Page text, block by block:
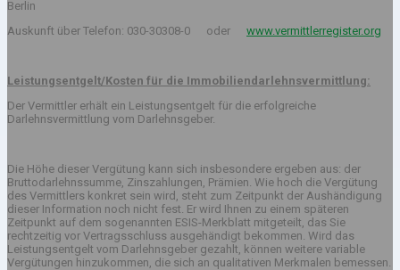
Berlin
Auskunft über Telefon: 030-30308-0 oder www.vermittlerregister.org
Leistungsentgelt/Kosten für die Immobiliendarlehnsvermittlung:
Der Vermittler erhält ein Leistungsentgelt für die erfolgreiche
Darlehnsvermittlung vom Darlehnsgeber.
Die Höhe dieser Vergütung kann sich insbesondere ergeben aus: der
Bruttodarlehnssumme, Zinszahlungen, Prämien. Wie hoch die Vergütung
des Vermittlers konkret sein wird, steht zum Zeitpunkt der Aushändigung
dieser Information noch nicht fest. Er wird Ihnen zu einem späteren
Zeitpunkt auf dem sogenannten ESIS-Merkblatt mitgeteilt, das Sie
rechtzeitig vor Vertragsschluss ausgehändigt bekommen. Wird das
Leistungsentgelt vom Darlehnsgeber gezahlt, können weitere variable
Vergütungen hinzukommen, die sich an qualitativen Merkmalen bemessen.